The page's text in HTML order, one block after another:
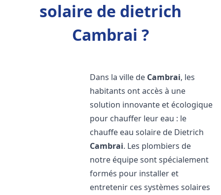
solaire de dietrich
Cambrai ?
Dans la ville de Cambrai, les
habitants ont accès à une
solution innovante et écologique
pour chauffer leur eau : le
chauffe eau solaire de Dietrich
Cambrai. Les plombiers de
notre équipe sont spécialement
formés pour installer et
entretenir ces systèmes solaires